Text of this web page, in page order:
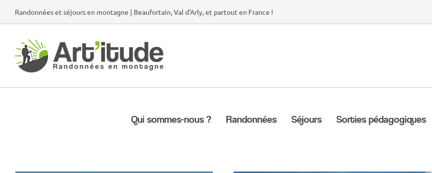
Randonnées et séjours en montagne | Beaufortain, Val d'Arly, et partout en France !
Qui sommes-nous ? Randonnées Séjours Sorties pédagogiques